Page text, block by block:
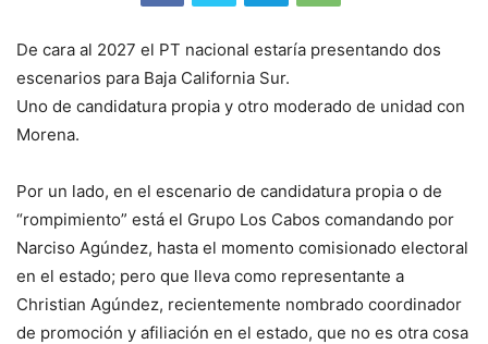
De cara al 2027 el PT nacional estaría presentando dos
escenarios para Baja California Sur.
Uno de candidatura propia y otro moderado de unidad con
Morena.
Por un lado, en el escenario de candidatura propia o de
“rompimiento” está el Grupo Los Cabos comandando por
Narciso Agúndez, hasta el momento comisionado electoral
en el estado; pero que lleva como representante a
Christian Agúndez, recientemente nombrado coordinador
de promoción y afiliación en el estado, que no es otra cosa